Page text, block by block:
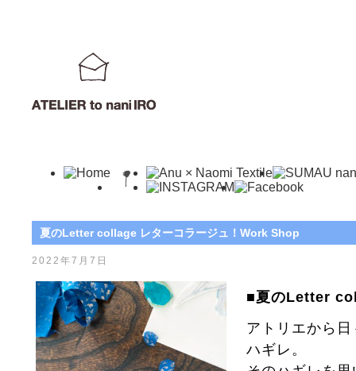
夏のLetter collage レターコラージュ！Work Shop
2022年7月7日
■夏のLetter
アトリエから
ハギレ。